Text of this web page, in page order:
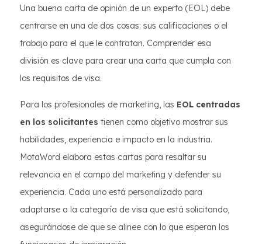
Una buena carta de opinión de un experto (EOL) debe
centrarse en una de dos cosas: sus calificaciones o el
trabajo para el que le contratan. Comprender esa
división es clave para crear una carta que cumpla con
los requisitos de visa.
Para los profesionales de marketing, las EOL centradas
en los solicitantes tienen como objetivo mostrar sus
habilidades, experiencia e impacto en la industria.
MotaWord elabora estas cartas para resaltar su
relevancia en el campo del marketing y defender su
experiencia. Cada uno está personalizado para
adaptarse a la categoría de visa que está solicitando,
asegurándose de que se alinee con lo que esperan los